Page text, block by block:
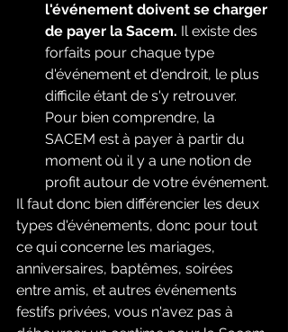
l'événement doivent se charger
de payer la Sacem. Il existe des
forfaits pour chaque type
d'événement et d'endroit, le plus
difficile étant de s'y retrouver.
Pour bien comprendre, la
SACEM est à payer à partir du
moment où il y a une notion de
profit autour de votre événement.
Il faut donc bien différencier les deux
types d'événements, donc pour tout
ce qui concerne les mariages,
anniversaires, baptêmes, soirées
entre amis, et autres événements
festifs privées, vous n'avez pas à